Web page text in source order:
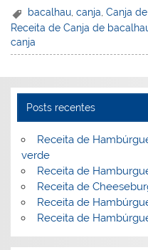
er
e
st
k
e
dI
c
e
b
o
k
itt
er
bacalhau,canja,Canja
Receita de Canja de
canja
Posts recentes
Receita de
verde
Receita de
Receita de
Receita de
Receita de